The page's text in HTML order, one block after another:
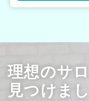
理想のサ
見つけま